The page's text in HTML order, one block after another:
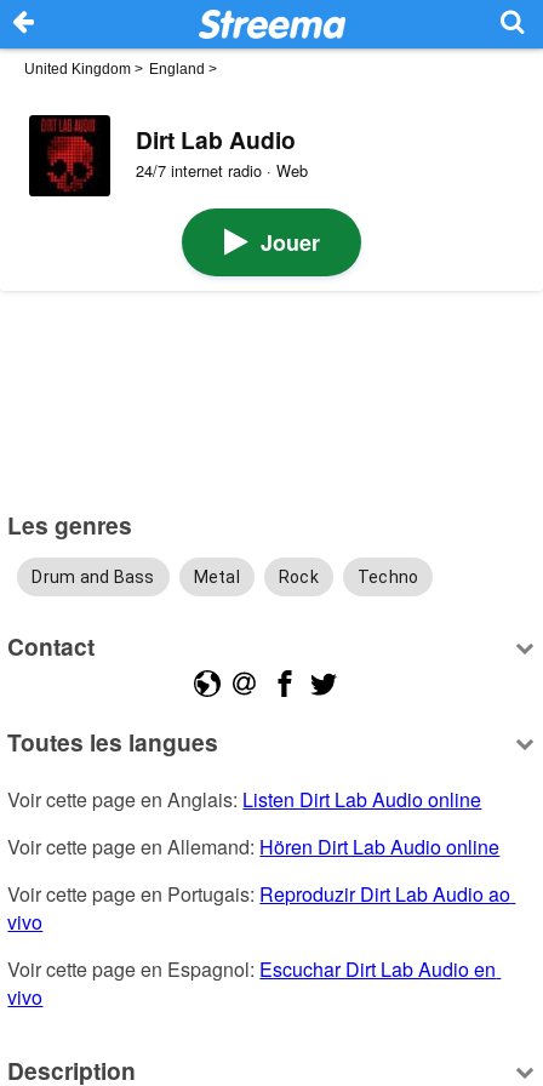
United Kingdom > England >
Dirt Lab Audio
24/7 internet radio · Web
Jouer
Les genres
Drum and Bass Metal Rock Techno
Contact
Toutes les langues
Voir cette page en Anglais: Listen Dirt Lab Audio online
Voir cette page en Allemand: Hören Dirt Lab Audio online
Voir cette page en Portugais: Reproduzir Dirt Lab Audio ao
vivo
Voir cette page en Espagnol: Escuchar Dirt Lab Audio en
vivo
Description